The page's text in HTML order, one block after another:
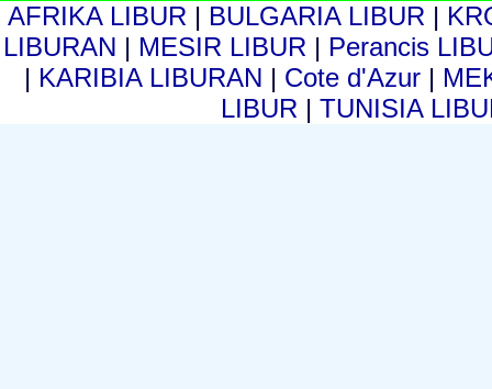
AFRIKA LIBUR | BULGARIA LIBUR |
LIBURAN | MESIR LIBUR | Perancis
| KARIBIA LIBURAN | Cote d'Azur |
LIBUR | TUNISIA